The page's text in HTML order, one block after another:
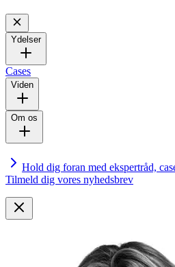
Ydelser
Cases
Viden
Om os
Hold dig foran med ekspertråd,
Tilmeld dig vores nyhedsbrev